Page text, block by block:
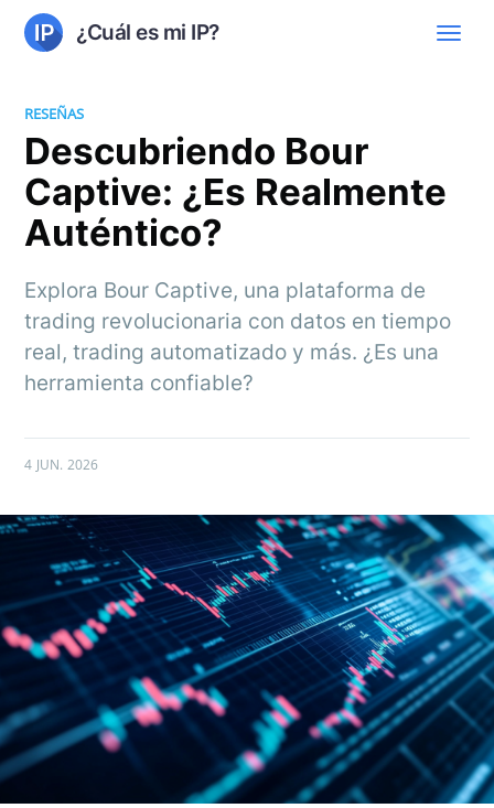
¿Cuál es mi IP?
RESEÑAS
Descubriendo Bour
Captive: ¿Es Realmente
Auténtico?
Explora Bour Captive, una plataforma de
trading revolucionaria con datos en tiempo
real, trading automatizado y más. ¿Es una
herramienta confiable?
4 JUN. 2026